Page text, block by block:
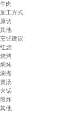
牛肉
加工方式:
原切
其他
烹饪建议:
红烧
烧烤
焖炖
涮煮
煲汤
火锅
煎炸
其他